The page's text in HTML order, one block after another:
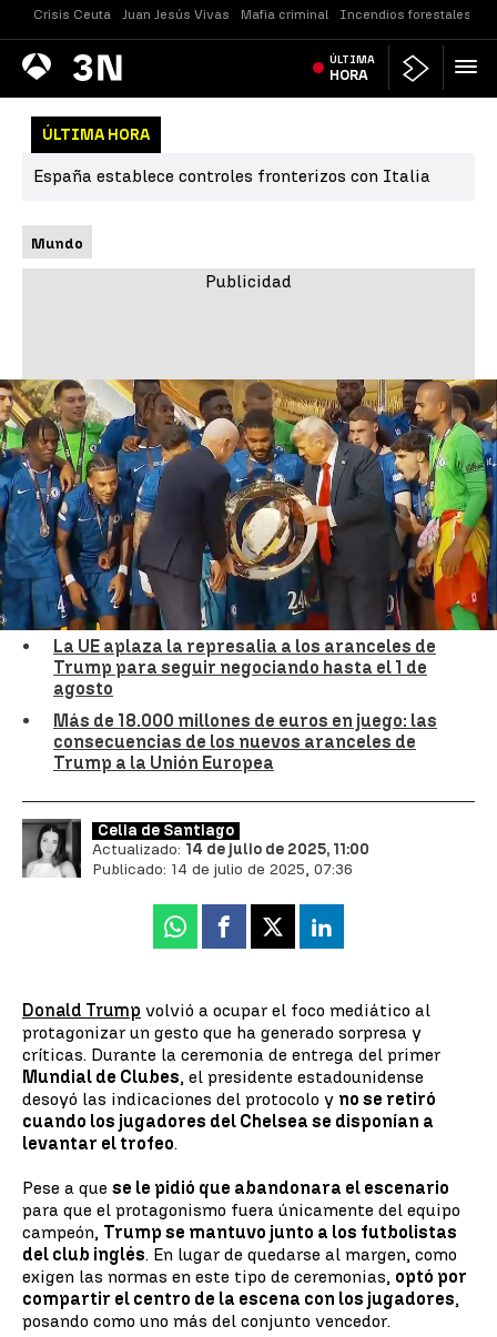
Crisis Ceuta Juan Jesús Vivas Mafia criminal Incendios forestales
Antena
3 Noticias ÚLTIMA
HORA
ÚLTIMA HORA
España establece controles fronterizos con Italia
Mundo
Trump irrumpe en la celebración del Chelsea tras ganar el
Mundial de Clubes |Antena 3 Noticias
TRUMP
Vídeo: Trump irrumpe en la
celebración del Chelsea tras ganar el
Mundial de Clubes
Ignora el protocolo y se suma a los jugadores en el
momento más simbólico del título.
La UE aplaza la represalia a los aranceles de
Trump para seguir negociando hasta el 1 de
agosto
Más de 18.000 millones de euros en juego: las
consecuencias de los nuevos aranceles de
Trump a la Unión Europea
Celia de Santiago
Actualizado: 14 de julio de 2025, 11:00
Publicado: 14 de julio de 2025, 07:36
Whatsapp
Facebook
X Linkedin
Donald Trump volvió a ocupar el foco mediático al
protagonizar un gesto que ha generado sorpresa y
críticas. Durante la ceremonia de entrega del primer
Mundial de Clubes, el presidente estadounidense
desoyó las indicaciones del protocolo y no se retiró
cuando los jugadores del Chelsea se disponían a
levantar el trofeo.
Pese a que se le pidió que abandonara el escenario
para que el protagonismo fuera únicamente del equipo
campeón, Trump se mantuvo junto a los futbolistas
del club inglés. En lugar de quedarse al margen, como
exigen las normas en este tipo de ceremonias, optó por
compartir el centro de la escena con los jugadores,
posando como uno más del conjunto vencedor.